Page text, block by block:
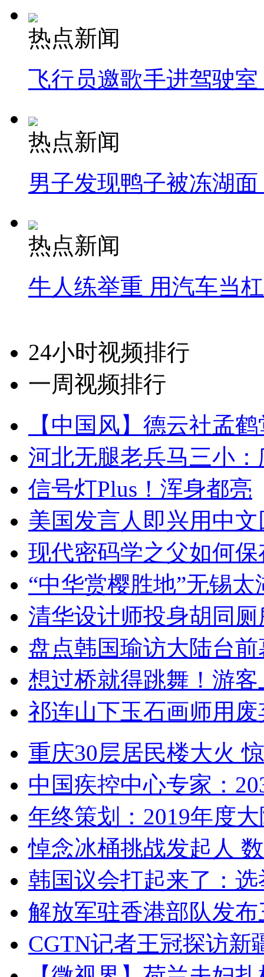
热点新闻
飞行员邀歌手进驾驶
热点新闻
男子发现鸭子被冻湖
热点新闻
牛人练举重 用汽车当
24小时视频排行
一周视频排行
【中国风】德云社孟
河北无腿老兵马三小
信号灯Plus！浑身都亮
美国发言人即兴用中
现代密码学之父如何
“中华赏樱胜地”无锡
清华设计师投身胡同
盘点韩国瑜访大陆台
想过桥就得跳舞！游客
祁连山下玉石画师用
重庆30层居民楼大火
中国疾控中心专家：
年终策划：2019年度
悼念冰桶挑战发起人
韩国议会打起来了：
解放军驻香港部队发
CGTN记者王冠探访新